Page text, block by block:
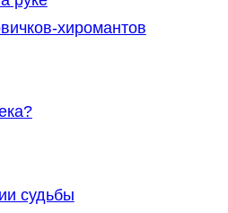
хиромантов
судьбы